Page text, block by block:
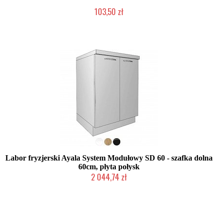
103,50 zł
Labor fryzjerski Ayala System Modułowy SD 60 - szafka dolna
60cm, płyta połysk
2 044,74 zł